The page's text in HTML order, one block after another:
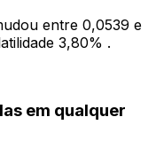
entre 0,0539 e
3,80% .
em qualquer